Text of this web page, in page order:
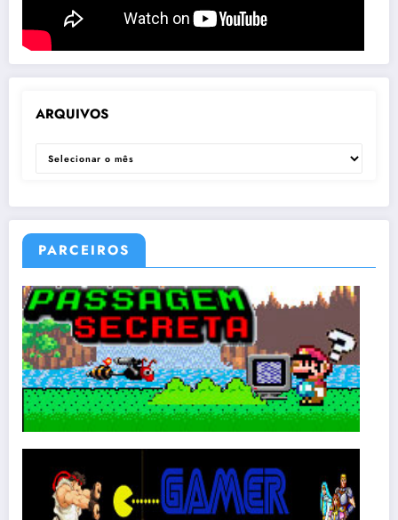
ARQUIVOS
ARQUIVOS
PARCEIROS